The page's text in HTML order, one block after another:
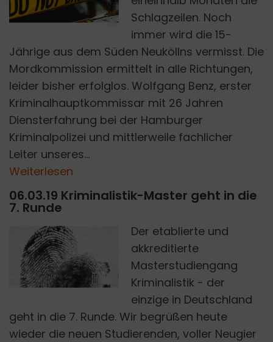
I
H
Schlagzeilen. Noch
immer wird die 15-
Jährige aus dem Süden Neuköllns vermisst. Die
Mordkommission ermittelt in alle Richtungen,
leider bisher erfolglos. Wolfgang Benz, erster
Kriminalhauptkommissar mit 26 Jahren
Diensterfahrung bei der Hamburger
Kriminalpolizei und mittlerweile fachlicher
Leiter unseres...
Weiterlesen
06.03.19 Kriminalistik-Master geht in die
7. Runde
Der etablierte und
akkreditierte
Masterstudiengang
Kriminalistik - der
einzige in Deutschland
geht in die 7. Runde. Wir begrüßen heute
wieder die neuen Studierenden, voller Neugier